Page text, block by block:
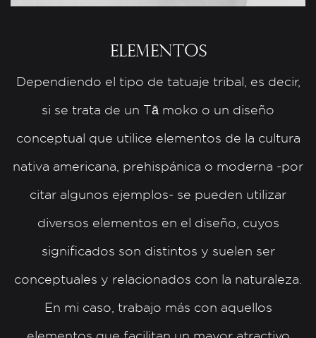
Elementos
Dependiendo el tipo de tatuaje tribal, es decir,
si se trata de un Tā moko o un diseño
conceptual que utilice elementos de la cultura
nativa americana, prehispánica o moderna -por
citar algunos ejemplos- se pueden utilizar
diversos elementos en el diseño, cuyos
significados son distintos y suelen ser
conceptuales y relacionados con la naturaleza.
En mi caso, trabajo más con aquellos